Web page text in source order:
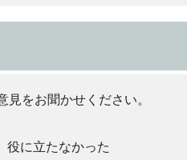
をお聞かせください。
役に立たなかった